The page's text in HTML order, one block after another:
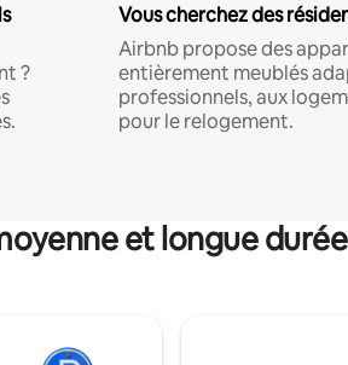
?
Vous cherchez des
Airbnb propose des
entièrement meublés
professionnels, aux
pour le relogement.
et longue durée